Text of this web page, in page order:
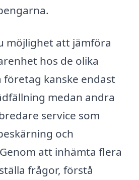
möjlighet att jämföra
hos de olika
företag kanske endast
medan andra
service som
och
att inhämta flera
frågor, förstå